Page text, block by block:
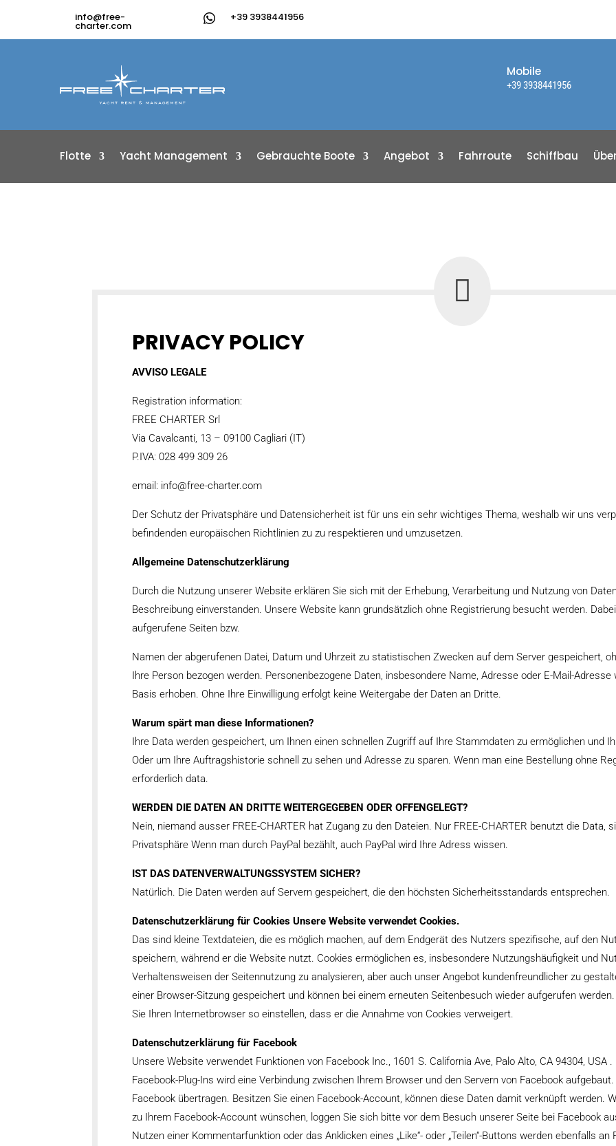
info@free-
charter.com
+39 3938441956
Mobile
+39 3938441956
Flotte Yacht Management Gebrauchte Boote Angebot Fahrroute Schiffbau

PRIVACY POLICY
AVVISO LEGALE
Registration information:
FREE CHARTER Srl
Via Cavalcanti, 13 – 09100 Cagliari (IT)
P.IVA: 028 499 309 26
email: info@free-charter.com
Der Schutz der Privatsphäre und Datensicherheit ist für uns ein sehr wichtiges Thema, weshalb wir uns
befindenden europäischen Richtlinien zu zu respektieren und umzusetzen.
Allgemeine Datenschutzerklärung
Durch die Nutzung unserer Website erklären Sie sich mit der Erhebung, Verarbeitung und Nutzung von
Beschreibung einverstanden. Unsere Website kann grundsätzlich ohne Registrierung besucht werden.
aufgerufene Seiten bzw.
Namen der abgerufenen Datei, Datum und Uhrzeit zu statistischen Zwecken auf dem Server gespeichert,
Ihre Person bezogen werden. Personenbezogene Daten, insbesondere Name, Adresse oder E-Mail-
Basis erhoben. Ohne Ihre Einwilligung erfolgt keine Weitergabe der Daten an Dritte.
Warum spärt man diese Informationen?
Ihre Data werden gespeichert, um Ihnen einen schnellen Zugriff auf Ihre Stammdaten zu ermöglichen und
Oder um Ihre Auftragshistorie schnell zu sehen und Adresse zu sparen. Wenn man eine Bestellung ohne
erforderlich data.
WERDEN DIE DATEN AN DRITTE WEITERGEGEBEN ODER OFFENGELEGT?
Nein, niemand ausser FREE-CHARTER hat Zugang zu den Dateien. Nur FREE-CHARTER benutzt die Data,
Privatsphäre Wenn man durch PayPal bezählt, auch PayPal wird Ihre Adress wissen.
IST DAS DATENVERWALTUNGSSYSTEM SICHER?
Natürlich. Die Daten werden auf Servern gespeichert, die den höchsten Sicherheitsstandards entsprechen.
Datenschutzerklärung für Cookies Unsere Website verwendet Cookies.
Das sind kleine Textdateien, die es möglich machen, auf dem Endgerät des Nutzers spezifische, auf den
speichern, während er die Website nutzt. Cookies ermöglichen es, insbesondere Nutzungshäufigkeit und
Verhaltensweisen der Seitennutzung zu analysieren, aber auch unser Angebot kundenfreundlicher zu
einer Browser-Sitzung gespeichert und können bei einem erneuten Seitenbesuch wieder aufgerufen
Sie Ihren Internetbrowser so einstellen, dass er die Annahme von Cookies verweigert.
Datenschutzerklärung für Facebook
Unsere Website verwendet Funktionen von Facebook Inc., 1601 S. California Ave, Palo Alto, CA 94304, USA
Facebook-Plug-Ins wird eine Verbindung zwischen Ihrem Browser und den Servern von Facebook
Facebook übertragen. Besitzen Sie einen Facebook-Account, können diese Daten damit verknüpft werden.
zu Ihrem Facebook-Account wünschen, loggen Sie sich bitte vor dem Besuch unserer Seite bei Facebook
Nutzen einer Kommentarfunktion oder das Anklicken eines „Like“- oder „Teilen“-Buttons werden ebenfalls